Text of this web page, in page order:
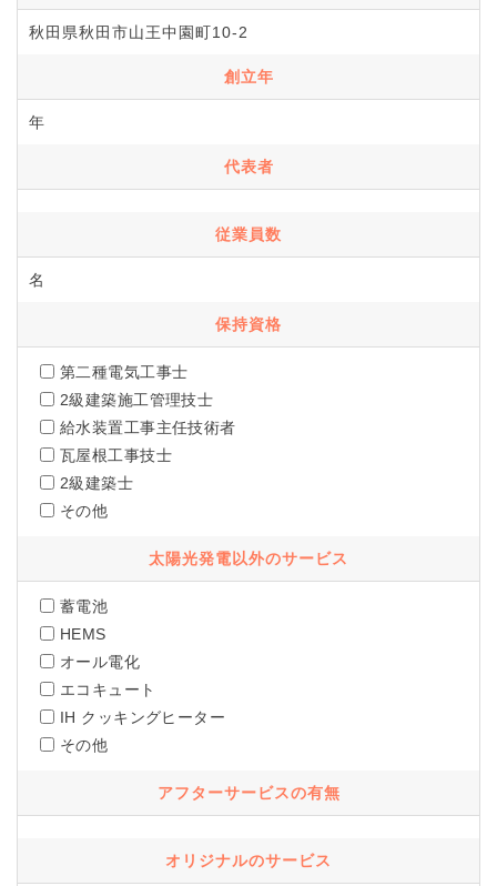
秋田県秋田市山王中園町10-2
創立年
年
代表者
従業員数
名
保持資格
第二種電気工事士
2級建築施工管理技士
給水装置工事主任技術者
瓦屋根工事技士
2級建築士
その他
太陽光発電以外のサービス
蓄電池
HEMS
オール電化
エコキュート
IH クッキングヒーター
その他
アフターサービスの有無
オリジナルのサービス